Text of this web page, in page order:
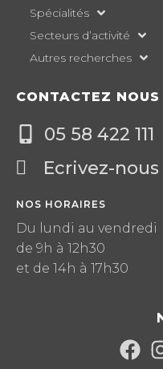
Spécialités
Secteurs d’activité
Autres recherches
CONTACTEZ NOUS
05 58 422 111
Ecrivez-nous
NOS HORAIRES
Du lundi au vendredi
de 9h à 12h30
et de 14h à 17h30